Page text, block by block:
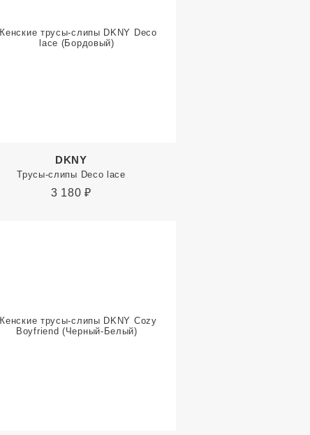
DKNY
Трусы-слипы Deco lace
3 180 ₽